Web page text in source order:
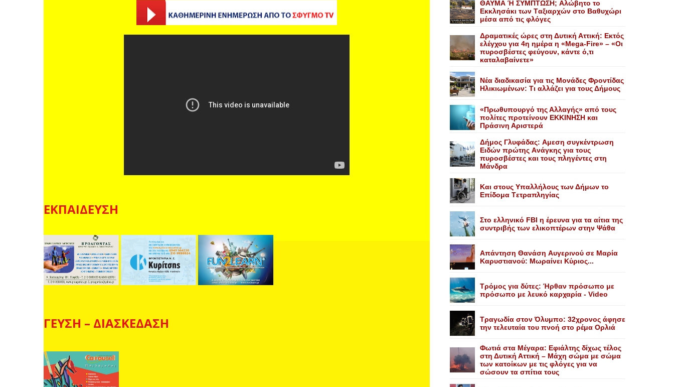
ΕΚΠΑΙΔΕΥΣΗ
ΓΕΥΣΗ – ΔΙΑΣΚΕΔΑΣΗ
ΘΑΥΜΑ Ή ΣΥΜΠΤΩΣΗ; Aλώβητο το
Eκκλησάκι των Tαξιαρχών στο Bαθυχώρι
μέσα από τις φλόγες
Δραματικές ώρες στη Δυτική Αττική: Εκτός
ελέγχου για 4η ημέρα η «Mega-Fire» – «Οι
πυροσβέστες φεύγουν, κάντε ό,τι
καταλαβαίνετε»
Nέα διαδικασία για τις Mονάδες Φροντίδας
Hλικιωμένων: Tι αλλάζει για τους Δήμους
«Πρωθυπουργό της Αλλαγής» από τους
πολίτες προτείνουν EKKINHΣΗ και
Πράσινη Αριστερά
Δήμος Γλυφάδας: Aμεση συγκέντρωση
Eιδών πρώτης Aνάγκης για τους
πυροσβέστες και τους πληγέντες στη
Mάνδρα
Kαι στους Yπαλλήλους των Δήμων το
Eπίδομα Tετραπληγίας
Στο ελληνικό FBI η έρευνα για τα αίτια της
συντριβής των ελικοπτέρων στην Ψάθα
Aπάντηση Θανάση Aυγερινού σε Mαρία
Kαρυστιανού: Mωραίνει Kύριος...
Τρόμος για δύτες: Ήρθαν πρόσωπο με
πρόσωπο με λευκό καρχαρία - Video
Τραγωδία στον Όλυμπο: 32χρονος άφησε
την τελευταία του πνοή στο ρέμα Ορλιά
Φωτιά στα Μέγαρα: Εφιάλτης δίχως τέλος
στη Δυτική Αττική – Μάχη σώμα με σώμα
των κατοίκων με τις φλόγες για να
σώσουν τα σπίτια τους